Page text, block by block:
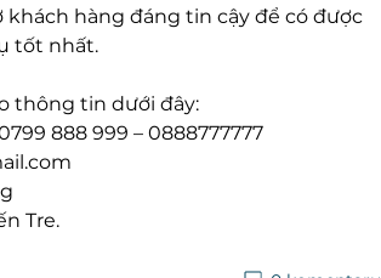
hàng đáng tin cậy để có được
tốt nhất.
thông tin dưới đây:
888 999 – 0888777777
Tre.